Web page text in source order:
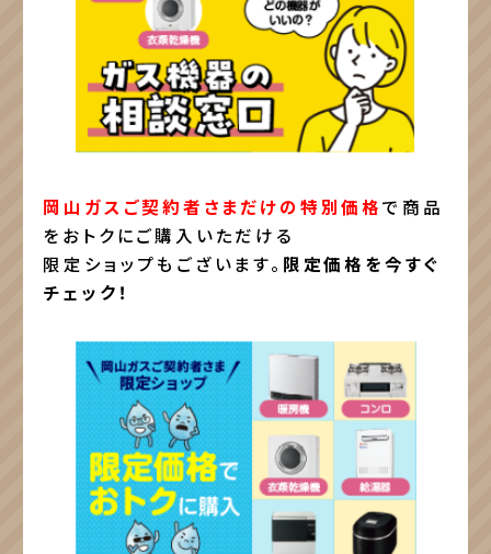
岡山ガスご契約者さまだけの特別価格で商品
をおトクにご購入いただける
限定ショップもございます。 限定価格を今すぐ
チェック！